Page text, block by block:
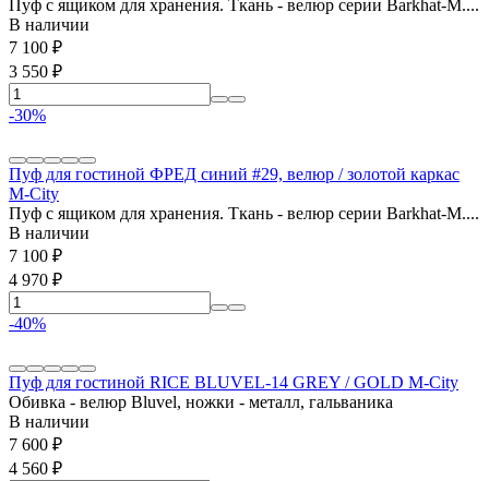
Пуф с ящиком для хранения. Ткань - велюр серии Barkhat-M....
В наличии
7 100 ₽
3 550 ₽
-30%
Пуф для гостиной ФРЕД синий #29, велюр / золотой каркас
М-City
Пуф с ящиком для хранения. Ткань - велюр серии Barkhat-M....
В наличии
7 100 ₽
4 970 ₽
-40%
Пуф для гостиной RICE BLUVEL-14 GREY / GOLD М-City
Обивка - велюр Bluvel, ножки - металл, гальваника
В наличии
7 600 ₽
4 560 ₽